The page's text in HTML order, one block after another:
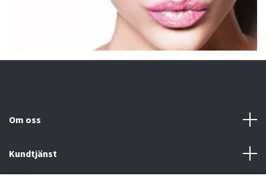
Om oss
Kundtjänst